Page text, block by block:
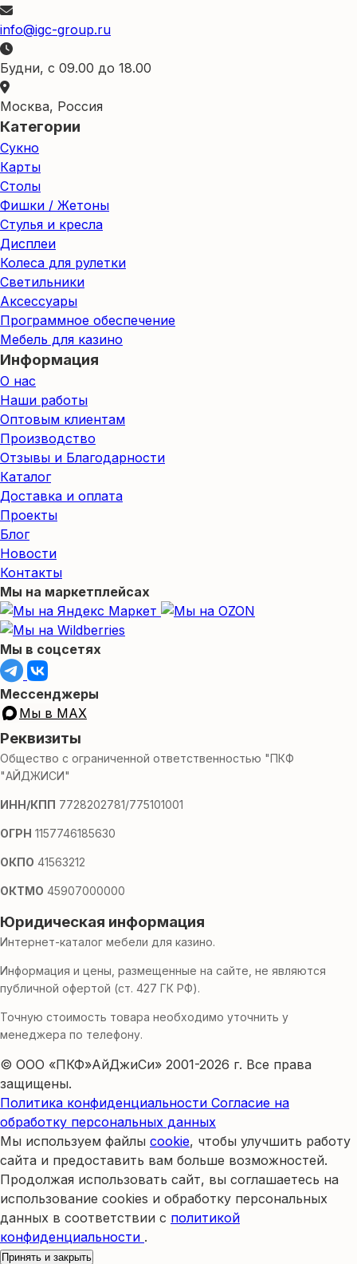
info@igc-group.ru
Будни, с 09.00 до 18.00
Москва, Россия
Категории
Сукно
Карты
Столы
Фишки / Жетоны
Стулья и кресла
Дисплеи
Колеса для рулетки
Светильники
Аксессуары
Программное обеспечение
Мебель для казино
Информация
О нас
Наши работы
Оптовым клиентам
Производство
Отзывы и Благодарности
Каталог
Доставка и оплата
Проекты
Блог
Новости
Контакты
Мы на маркетплейсах
Мы в соцсетях
Мессенджеры
Мы в MAX
Реквизиты
Общество с ограниченной ответственностью "ПКФ
"АЙДЖИСИ"
ИНН/КПП 7728202781/775101001
ОГРН 1157746185630
ОКПО 41563212
ОКТМО 45907000000
Юридическая информация
Интернет-каталог мебели для казино.
Информация и цены, размещенные на сайте, не являются
публичной офертой (ст. 427 ГК РФ).
Точную стоимость товара необходимо уточнить у
менеджера по телефону.
© ООО «ПКФ»АйДжиСи» 2001-2026 г. Все права
защищены.
Политика конфиденциальности Согласие на
обработку персональных данных
Мы используем файлы cookie, чтобы улучшить работу
сайта и предоставить вам больше возможностей.
Продолжая использовать сайт, вы соглашаетесь на
использование cookies и обработку персональных
данных в соответствии с политикой
конфиденциальности .
Принять и закрыть